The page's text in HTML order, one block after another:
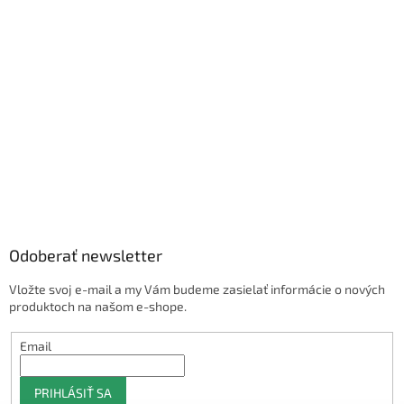
Odoberať newsletter
Vložte svoj e-mail a my Vám budeme zasielať informácie o nových
produktoch na našom e-shope.
Email
PRIHLÁSIŤ SA